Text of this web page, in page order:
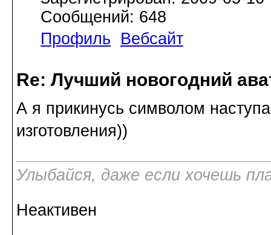
Сообщений: 648
Профиль
Вебсайт
Re: Лучший новогодний
А я прикинусь символом
изготовления))
Улыбайся, даже если хочешь
Неактивен